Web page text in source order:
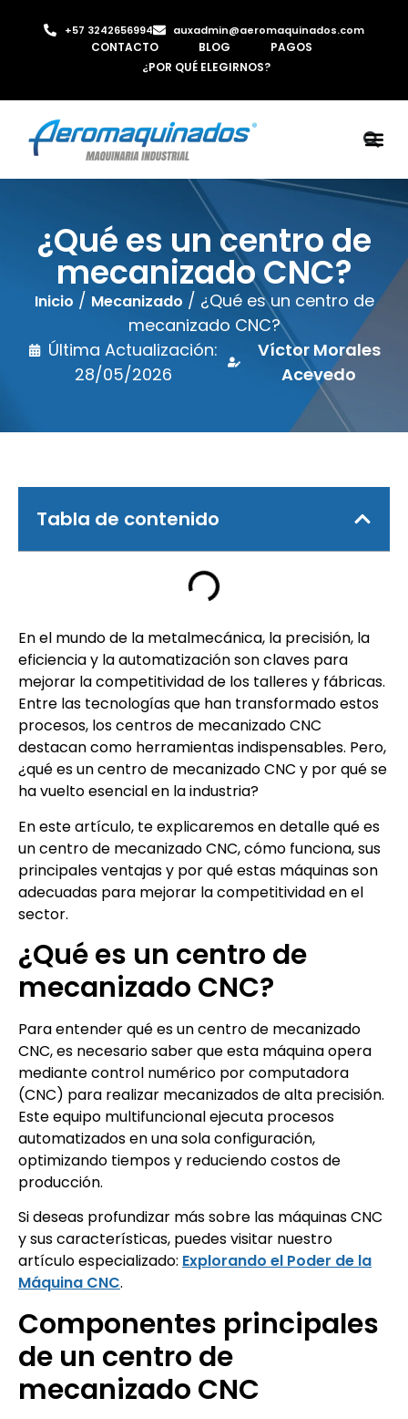
+57 3242656994 auxadmin@aeromaquinados.com
CONTACTO BLOG
PAGOS
¿POR QUÉ ELEGIRNOS?
¿Qué es un centro de
mecanizado CNC?
Inicio / Mecanizado / ¿Qué es un centro de
mecanizado CNC?
Última Actualización:
28/05/2026
Víctor Morales
Acevedo
Tabla de contenido
En el mundo de la metalmecánica, la precisión, la
eficiencia y la automatización son claves para
mejorar la competitividad de los talleres y fábricas.
Entre las tecnologías que han transformado estos
procesos, los centros de mecanizado CNC
destacan como herramientas indispensables. Pero,
¿qué es un centro de mecanizado CNC y por qué se
ha vuelto esencial en la industria?
En este artículo, te explicaremos en detalle qué es
un centro de mecanizado CNC, cómo funciona, sus
principales ventajas y por qué estas máquinas son
adecuadas para mejorar la competitividad en el
sector.
¿Qué es un centro de
mecanizado CNC?
Para entender qué es un centro de mecanizado
CNC, es necesario saber que esta máquina opera
mediante control numérico por computadora
(CNC) para realizar mecanizados de alta precisión.
Este equipo multifuncional ejecuta procesos
automatizados en una sola configuración,
optimizando tiempos y reduciendo costos de
producción.
Si deseas profundizar más sobre las máquinas CNC
y sus características, puedes visitar nuestro
artículo especializado: Explorando el Poder de la
Máquina CNC.
Componentes principales
de un centro de
mecanizado CNC